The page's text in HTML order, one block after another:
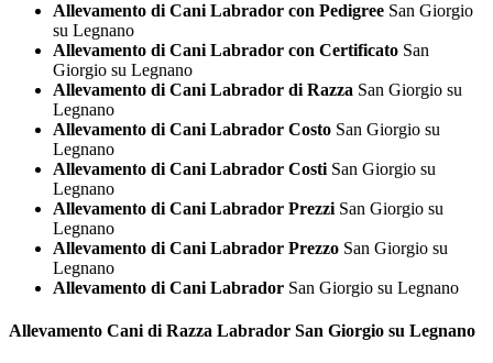
Allevamento di Cani Labrador con Pedigree San Giorgio
su Legnano
Allevamento di Cani Labrador con Certificato San
Giorgio su Legnano
Allevamento di Cani Labrador di Razza San Giorgio su
Legnano
Allevamento di Cani Labrador Costo San Giorgio su
Legnano
Allevamento di Cani Labrador Costi San Giorgio su
Legnano
Allevamento di Cani Labrador Prezzi San Giorgio su
Legnano
Allevamento di Cani Labrador Prezzo San Giorgio su
Legnano
Allevamento di Cani Labrador San Giorgio su Legnano
Allevamento Cani di Razza Labrador San Giorgio su Legnano